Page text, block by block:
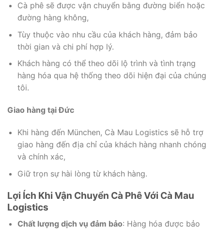
Cà phê sẽ được vận chuyển bằng đường biển hoặc
đường hàng không,
Tùy thuộc vào nhu cầu của khách hàng, đảm bảo
thời gian và chi phí hợp lý.
Khách hàng có thể theo dõi lộ trình và tình trạng
hàng hóa qua hệ thống theo dõi hiện đại của chúng
tôi.
Giao hàng tại Đức
Khi hàng đến München, Cà Mau Logistics sẽ hỗ trợ
giao hàng đến địa chỉ của khách hàng nhanh chóng
và chính xác,
Giữ trọn sự hài lòng từ khách hàng.
Lợi Ích Khi Vận Chuyển Cà Phê Với Cà Mau
Logistics
Chất lượng dịch vụ đảm bảo: Hàng hóa được bảo